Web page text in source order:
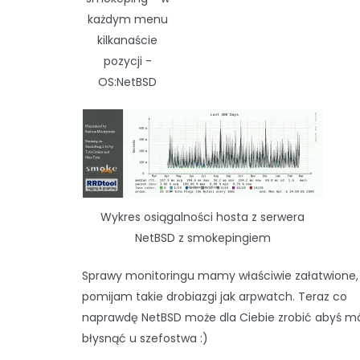
każdym menu
kilkanaście
pozycji -
OS:NetBSD
Wykres osiągalności hosta z serwera
NetBSD z smokepingiem
Sprawy monitoringu mamy właściwie załatwione,
pomijam takie drobiazgi jak arpwatch. Teraz co
naprawdę NetBSD może dla Ciebie zrobić abyś
błysnąć u szefostwa :)